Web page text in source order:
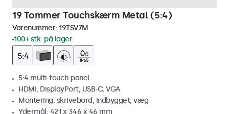
19 Tommer Touchskærm Metal (5:4)
Varenummer: 19TSV7M
100+ stk. på lager
5:4 multi-touch panel
HDMI, DisplayPort, USB-C, VGA
Montering: skrivebord, indbygget, væg
Ydermål: 421 x 346 x 46 mm